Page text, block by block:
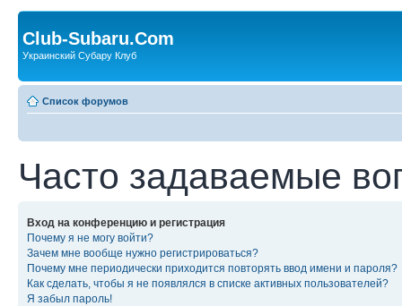
Club-Subaru.Com
Украинский Субару Клуб
Список форумов
Часто задаваемые
Вход на конференцию и регистрация
Почему я не могу войти?
Зачем мне вообще нужно регистрироваться?
Почему мне периодически приходится повторять ввод имени и пароля?
Как сделать, чтобы я не появлялся в списке активных пользователей?
Я забыл пароль!